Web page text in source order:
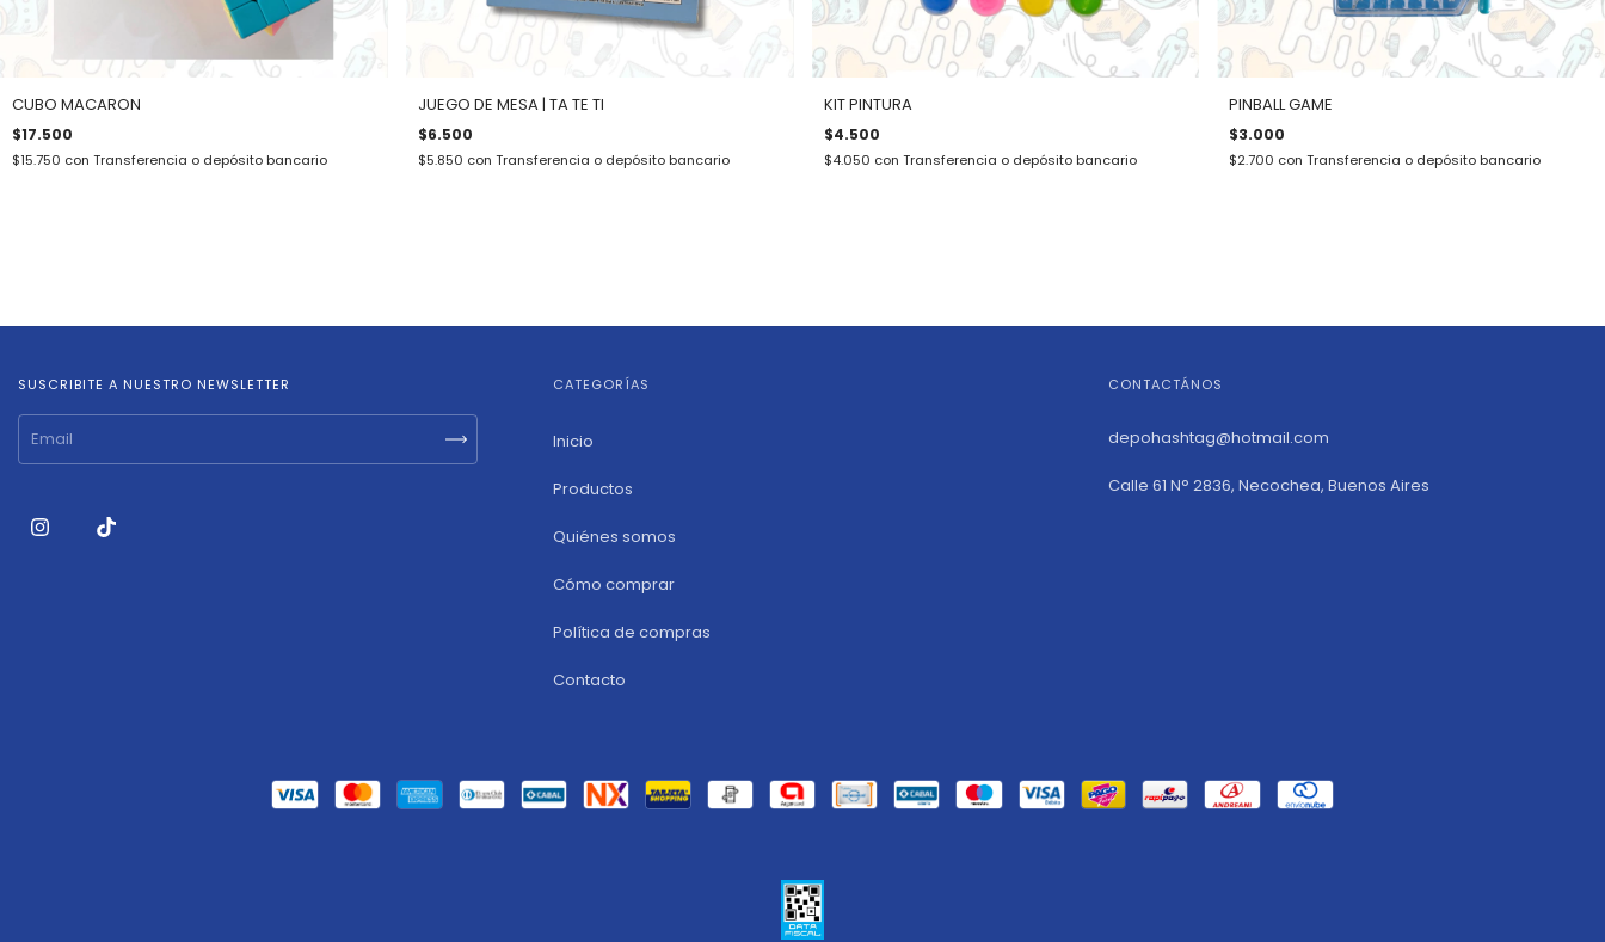
CUBO MACARON
$17.500
$15.750 con Transferencia o depósito bancario
JUEGO DE MESA | TA TE TI
$6.500
$5.850 con Transferencia o depósito bancario
KIT PINTURA
$4.500
$4.050 con Transferencia o depósito bancario
PINBALL GAME
$3.000
$2.700 con Transferencia o depósito bancario
SUSCRIBITE A NUESTRO NEWSLETTER CATEGORÍAS
Inicio
Productos
Quiénes somos
Cómo comprar
Política de compras
Contacto
CONTACTÁNOS
depohashtag@hotmail.com
Calle 61 N° 2836, Necochea, Buenos Aires